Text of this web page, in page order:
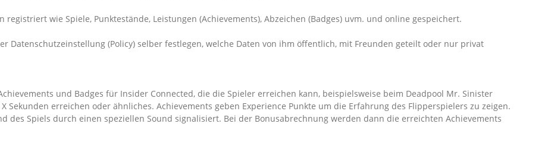
wie Spiele, Punktestände, Leistungen (Achievements), Abzeichen (Badges) uvm. und online gespeichert.
Datenschutzeinstellung (Policy) selber festlegen, welche Daten von ihm öffentlich, mit Freunden geteilt oder nur privat
und Badges für Insider Connected, die die Spieler erreichen kann, beispielsweise beim Deadpool Mr. Sinister
Sekunden erreichen oder ähnliches. Achievements geben Experience Punkte um die Erfahrung des Flipperspielers zu zeigen.
des Spiels durch einen speziellen Sound signalisiert. Bei der Bonusabrechnung werden dann die erreichten Achievements